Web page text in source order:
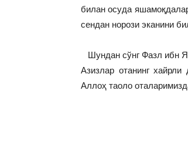
билан осуда
сендан норози эканини
Шундан сўнг Фазл ибн
Азизлар отанинг
Аллоҳ таоло